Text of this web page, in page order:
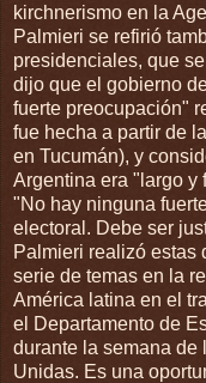
kirchnerismo en la
Palmieri se refirió
presidenciales, que
dijo que el gobierno
fuerte preocupación"
fue hecha a partir de
en Tucumán), y
Argentina era "largo y
"No hay ninguna
electoral. Debe ser
Palmieri realizó estas
serie de temas en la
América latina en el
el Departamento de
durante la semana de
Unidas. Es una